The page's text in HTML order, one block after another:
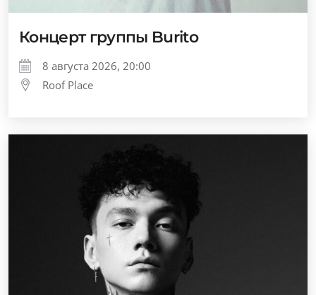
Концерт группы Burito
8 августа 2026, 20:00
Roof Place